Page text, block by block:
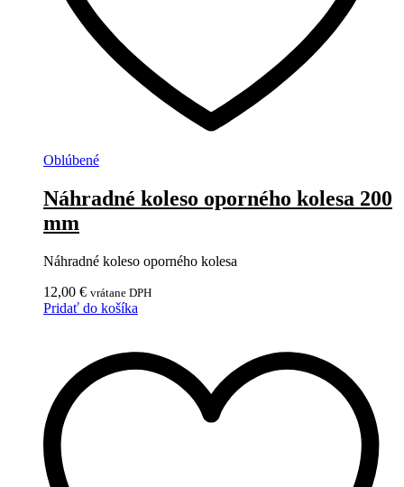
Oblúbené
Náhradné koleso oporného kolesa 200
mm
Náhradné koleso oporného kolesa
12,00 € vrátane DPH
Pridať do košíka